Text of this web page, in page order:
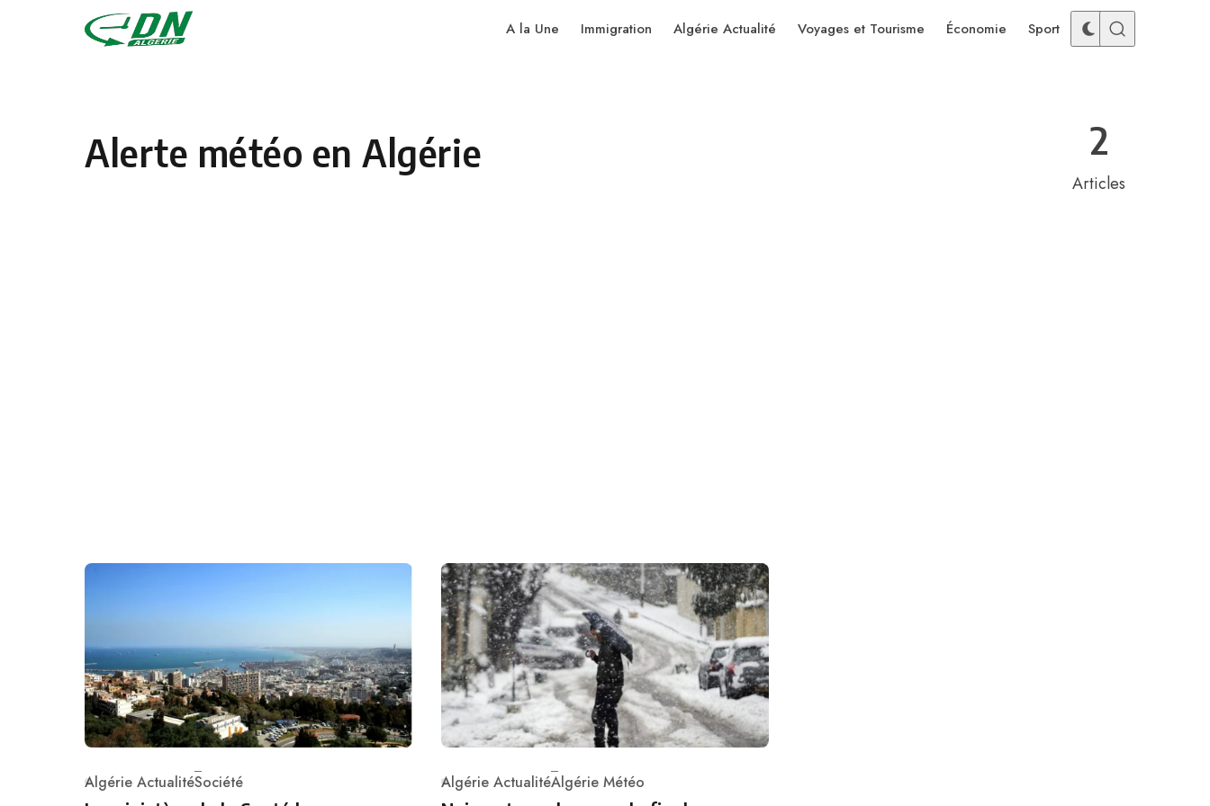
Skip to content
A la Une Immigration Algérie Actualité Voyages et Tourisme Économie Sport
Alerte météo en Algérie 2
Articles
Category
Algérie ActualitéSociété Category
Algérie ActualitéAlgérie Météo